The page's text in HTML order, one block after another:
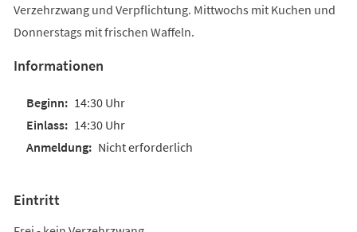
Verzehrzwang und Verpflichtung. Mittwochs mit Kuchen und
Donnerstags mit frischen Waffeln.
Informationen
14:30 Uhr
14:30 Uhr
Nicht erforderlich
Eintritt